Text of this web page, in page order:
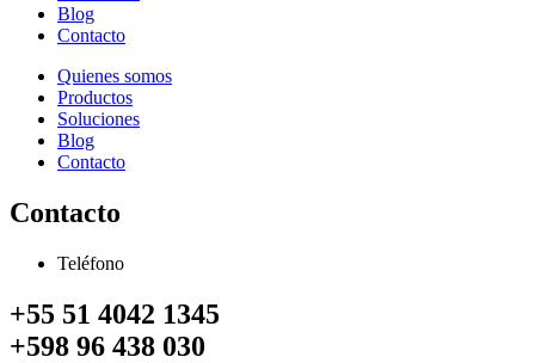
Blog
Contacto
Quienes somos
Productos
Soluciones
Blog
Contacto
Contacto
Teléfono
+55 51 4042 1345
+598 96 438 030